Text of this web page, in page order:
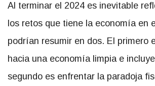
Al terminar el 2024 es inevitable
los retos que tiene la economía en
podrían resumir en dos. El primero
hacia una economía limpia e
segundo es enfrentar la paradoja